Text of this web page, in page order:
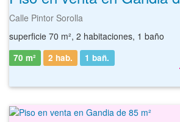
Calle Pintor Sorolla
superficie 70 m², 2 habitaciones, 1 baño
70 m² 2 hab. 1 bañ.